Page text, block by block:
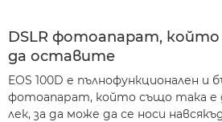
DSLR фотоапарат,
да оставите
EOS 100D е пълнофункционален и
фотоапарат, който също така е
лек, за да може да се носи